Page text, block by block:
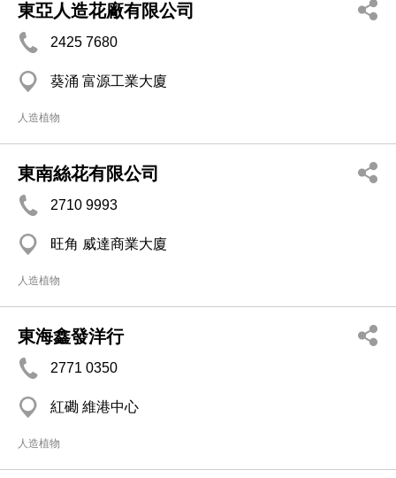
東亞人造花廠有限公司
2425 7680
葵涌 富源工業大廈
人造植物
東南絲花有限公司
2710 9993
旺角 威達商業大廈
人造植物
東海鑫發洋行
2771 0350
紅磡 維港中心
人造植物